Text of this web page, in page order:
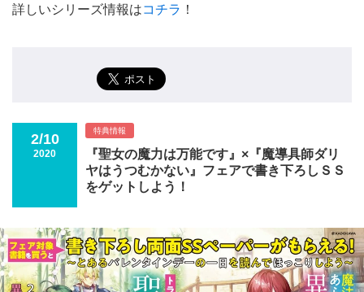
詳しいシリーズ情報はコチラ ！
2/10
2020
特典情報
『聖女の魔力は万能です』×『魔導具師ダリ
ヤはうつむかない』フェアで書き下ろしＳＳ
をゲットしよう！